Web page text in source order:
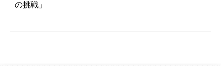
の挑戦」